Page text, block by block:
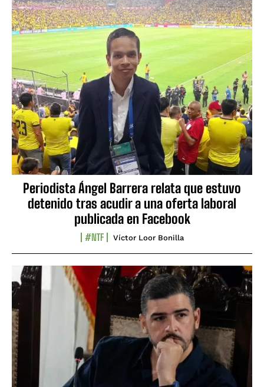
Periodista Ángel Barrera relata que estuvo
detenido tras acudir a una oferta laboral
publicada en Facebook
#NTF Víctor Loor Bonilla